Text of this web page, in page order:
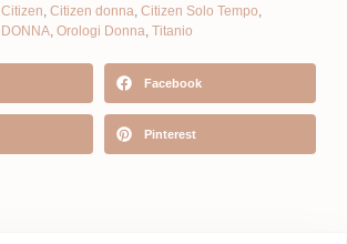
Citizen, Citizen donna, Citizen Solo Tempo,
DONNA, Orologi Donna, Titanio
Facebook
Pinterest